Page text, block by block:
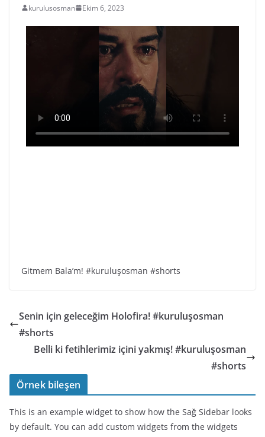
kurulusosman Ekim 6, 2023
Gitmem Bala’m! #kuruluşosman #shorts
Senin için geleceğim Holofira! #kuruluşosman
#shorts
Belli ki fetihlerimiz içini yakmış! #kuruluşosman
#shorts
Örnek bileşen
This is an example widget to show how the Sağ Sidebar looks
by default. You can add custom widgets from the widgets